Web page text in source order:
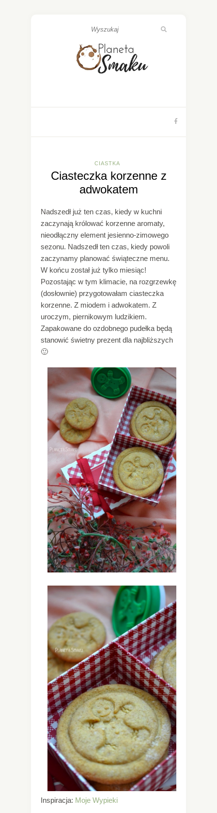
CIASTKA
Ciasteczka korzenne z
adwokatem
Nadszedł już ten czas, kiedy w kuchni
zaczynają królować korzenne aromaty,
nieodłączny element jesienno-zimowego
sezonu. Nadszedł ten czas, kiedy powoli
zaczynamy planować świąteczne menu.
W końcu został już tylko miesiąc!
Pozostając w tym klimacie, na rozgrzewkę
(dosłownie) przygotowałam ciasteczka
korzenne. Z miodem i adwokatem. Z
uroczym, piernikowym ludzikiem.
Zapakowane do ozdobnego pudełka będą
stanowić świetny prezent dla najbliższych
🙂
Inspiracja: Moje Wypieki